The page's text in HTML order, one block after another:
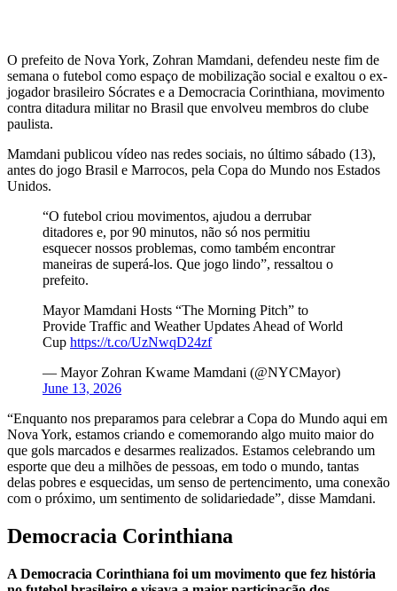
O prefeito de Nova York, Zohran Mamdani, defendeu neste fim de
semana o futebol como espaço de mobilização social e exaltou o ex-
jogador brasileiro Sócrates e a Democracia Corinthiana, movimento
contra ditadura militar no Brasil que envolveu membros do clube
paulista.
Mamdani publicou vídeo nas redes sociais, no último sábado (13),
antes do jogo Brasil e Marrocos, pela Copa do Mundo nos Estados
Unidos.
“O futebol criou movimentos, ajudou a derrubar
ditadores e, por 90 minutos, não só nos permitiu
esquecer nossos problemas, como também encontrar
maneiras de superá-los. Que jogo lindo”, ressaltou o
prefeito.
Mayor Mamdani Hosts “The Morning Pitch” to
Provide Traffic and Weather Updates Ahead of World
Cup https://t.co/UzNwqD24zf
— Mayor Zohran Kwame Mamdani (@NYCMayor)
June 13, 2026
“Enquanto nos preparamos para celebrar a Copa do Mundo aqui em
Nova York, estamos criando e comemorando algo muito maior do
que gols marcados e desarmes realizados. Estamos celebrando um
esporte que deu a milhões de pessoas, em todo o mundo, tantas
delas pobres e esquecidas, um senso de pertencimento, uma conexão
com o próximo, um sentimento de solidariedade”, disse Mamdani.
Democracia Corinthiana
A Democracia Corinthiana foi um movimento que fez história